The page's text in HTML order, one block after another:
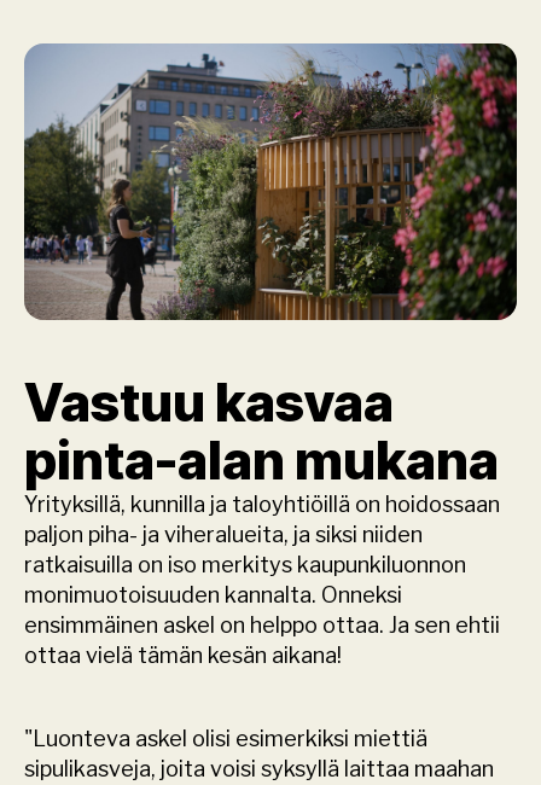
Vastuu kasvaa
pinta-alan mukana
Yrityksillä, kunnilla ja taloyhtiöillä on hoidossaan
paljon piha- ja viheralueita, ja siksi niiden
ratkaisuilla on iso merkitys kaupunkiluonnon
monimuotoisuuden kannalta. Onneksi
ensimmäinen askel on helppo ottaa. Ja sen ehtii
ottaa vielä tämän kesän aikana!
"Luonteva askel olisi esimerkiksi miettiä
sipulikasveja, joita voisi syksyllä laittaa maahan